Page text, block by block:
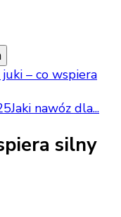
– co wspiera
Jaki nawóz dla...
silny